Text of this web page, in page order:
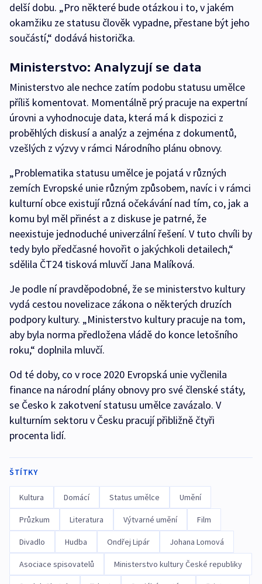
delší dobu. „Pro některé bude otázkou i to, v jakém
okamžiku ze statusu člověk vypadne, přestane být jeho
součástí,“ dodává historička.
Ministerstvo: Analyzují se data
Ministerstvo ale nechce zatím podobu statusu umělce
příliš komentovat. Momentálně prý pracuje na expertní
úrovni a vyhodnocuje data, která má k dispozici z
proběhlých diskusí a analýz a zejména z dokumentů,
vzešlých z výzvy v rámci Národního plánu obnovy.
„Problematika statusu umělce je pojatá v různých
zemích Evropské unie různým způsobem, navíc i v rámci
kulturní obce existují různá očekávání nad tím, co, jak a
komu byl měl přinést a z diskuse je patrné, že
neexistuje jednoduché univerzální řešení. V tuto chvíli by
tedy bylo předčasné hovořit o jakýchkoli detailech,“
sdělila ČT24 tisková mluvčí Jana Malíková.
Je podle ní pravděpodobné, že se ministerstvo kultury
vydá cestou novelizace zákona o některých druzích
podpory kultury. „Ministerstvo kultury pracuje na tom,
aby byla norma předložena vládě do konce letošního
roku,“ doplnila mluvčí.
Od té doby, co v roce 2020 Evropská unie vyčlenila
finance na národní plány obnovy pro své členské státy,
se Česko k zakotvení statusu umělce zavázalo. V
kulturním sektoru v Česku pracují přibližně čtyři
procenta lidí.
ŠTÍTKY
Kultura Domácí Status umělce Umění
Průzkum Literatura Výtvarné umění Film
Divadlo Hudba Ondřej Lipár Johana Lomová
Asociace spisovatelů Ministerstvo kultury České republiky